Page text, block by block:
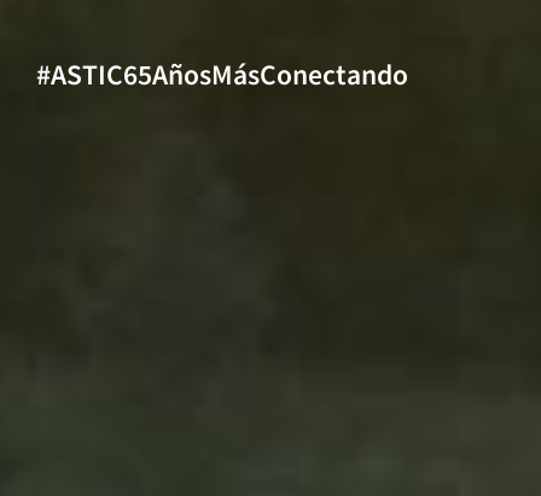
#ASTIC65AñosMásConectando